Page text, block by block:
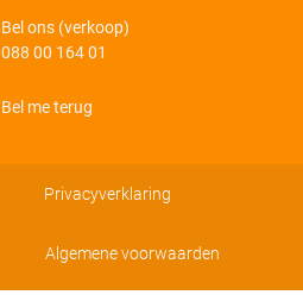
Bel ons (verkoop)
088 00 164 01
Bel me terug
Privacyverklaring
Algemene voorwaarden